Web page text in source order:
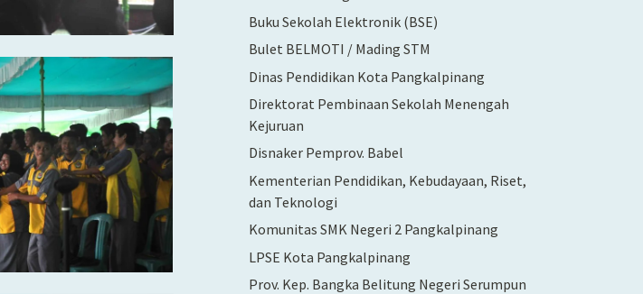
Buku Sekolah Elektronik (BSE)
Bulet BELMOTI / Mading STM
Dinas Pendidikan Kota Pangkalpinang
Direktorat Pembinaan Sekolah Menengah
Kejuruan
Disnaker Pemprov. Babel
Kementerian Pendidikan, Kebudayaan, Riset,
dan Teknologi
Komunitas SMK Negeri 2 Pangkalpinang
LPSE Kota Pangkalpinang
Prov. Kep. Bangka Belitung Negeri Serumpun